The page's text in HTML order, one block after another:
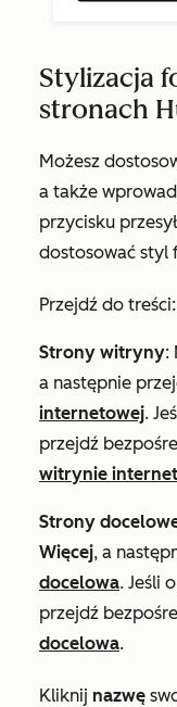
Stylizacja
stronach
Możesz
a także
przycisku
dostosować styl
Przejdź do treści:
Strony witryny:
a następnie
internetowej.
przejdź
witrynie
Strony
Więcej, a
docelowa. Jeśli
przejdź
docelowa.
Kliknij nazwę